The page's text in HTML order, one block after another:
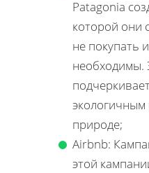
Patagonia
которой они
не покупать
необходимы.
экологичным
природе;
Airbnb:
этой